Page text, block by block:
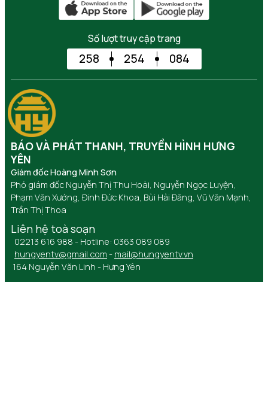
Số lượt truy cập trang
258 254 084
BÁO VÀ PHÁT THANH, TRUYỀN HÌNH HƯNG
YÊN
Giám đốc Hoàng Minh Sơn
Phó giám đốc Nguyễn Thị Thu Hoài, Nguyễn Ngọc Luyện,
Phạm Văn Xướng, Đinh Đức Khoa, Bùi Hải Đăng, Vũ Văn Mạnh,
Trần Thị Thoa
Liên hệ toà soạn
02213 616 988 - Hotline: 0363 089 089
hungyentv@gmail.com - mail@hungyentv.vn
164 Nguyễn Văn Linh - Hưng Yên